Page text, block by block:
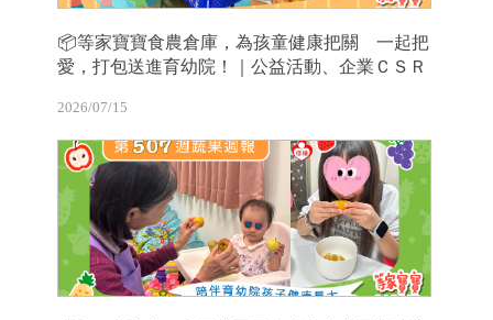
📦等家寶寶食農倉庫，為孩童健康把關 一起把
愛，打包送進育幼院！｜公益活動、企業ＣＳＲ
2026/07/15